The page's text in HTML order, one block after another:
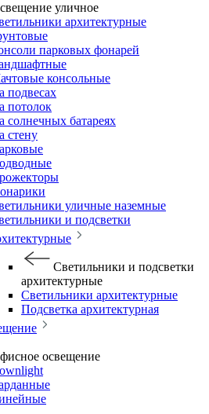
уличное
архитектурные
парковых фонарей
консольные
подвесах
потолок
солнечных батареях
стену
уличные наземные
и подсветки
Светильники и подсветки
архитектурные
Светильники архитектурные
Подсветка архитектурная
освещение